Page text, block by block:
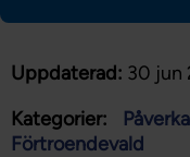
Uppdaterad: 30 jun
Kategorier:
Förtroendevald